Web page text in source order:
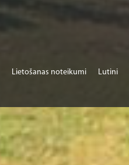
Lietošanas noteikumi Lutini